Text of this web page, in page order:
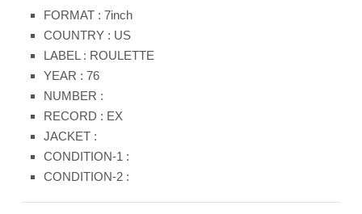
FORMAT : 7inch
COUNTRY : US
LABEL : ROULETTE
YEAR : 76
NUMBER :
RECORD : EX
JACKET :
CONDITION-1 :
CONDITION-2 :